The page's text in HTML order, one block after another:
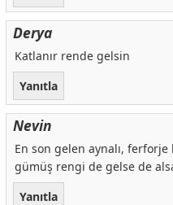
Derya
Katlanır rende gelsin
Yanıtla
Nevin
En son gelen aynalı,
gümüş rengi de gelse de
Yanıtla